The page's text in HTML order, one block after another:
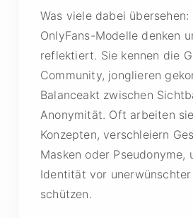
Was viele dabei übersehen:
OnlyFans-Modelle denken
reflektiert. Sie kennen die
Community, jonglieren
Balanceakt zwischen
Anonymität. Oft arbeiten
Konzepten, verschleiern
Masken oder Pseudonyme,
Identität vor
schützen.